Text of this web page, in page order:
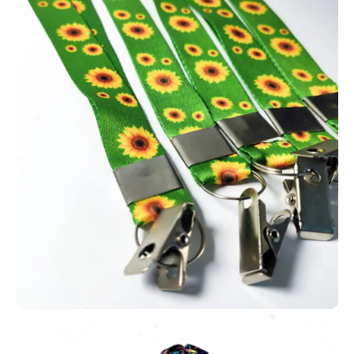
com ou sem tecnologia RFID,
atendendo diferentes necessidades de instituições de ensino.
Produzimos carteirinhas estudantis em PVC para escolas e
universidades de Barbalha, com opções RFID ou sem tecnologia,
conforme a necessidade. Em nosso site, você encontra diversos
modelos disponíveis para escolha e personalização.
Solicite já o seu projeto de carteirinhas! É simples: fale conosco
pelo WhatsApp e receba um atendimento rápido, com suporte
completo do início ao fim do processo.
Perguntas Frequentes
Qual é a espessura dos cartões PVC? +
Trabalhamos com três espessuras: 0,30 mm